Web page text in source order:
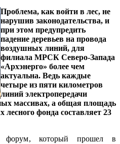
Проблема, как войти в лес, не
нарушив законодательства, и
при этом предупредить
падение деревьев на провода
воздушных линий, для
филиала МРСК Северо-Запада
«Архэнерго» более чем
актуальна. Ведь каждые
четыре из пяти километров
линий электропередачи
массивах, а общая площадь
лесного фонда составляет 23
который прошел в